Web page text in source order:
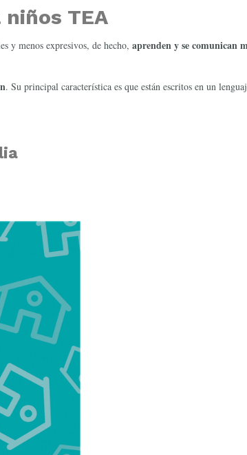
TEA
y menos expresivos, de hecho, aprenden y se comunican
. Su principal característica es que están escritos en un